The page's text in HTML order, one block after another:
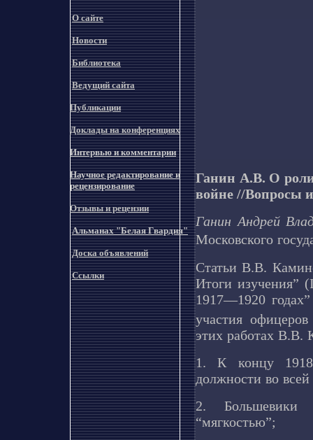
О сайте
Новости
Библиотека
Ведущий сайта
Публикации
Доклады на конференциях
Интервью и комментарии
Научное редактирование и
рецензирование
Отзывы и рецензии
Альманах "Белая Гвардия"
Доска объявлений
Ссылки
Ганин А.В. О
войне //Вопросы
Ганин Андрей
Московского
Статьи В.В.
Итоги изучения”
1917—1920
участия
этих работах
1. К концу 1918
должности во
2. Большевики
“мягкостью”;